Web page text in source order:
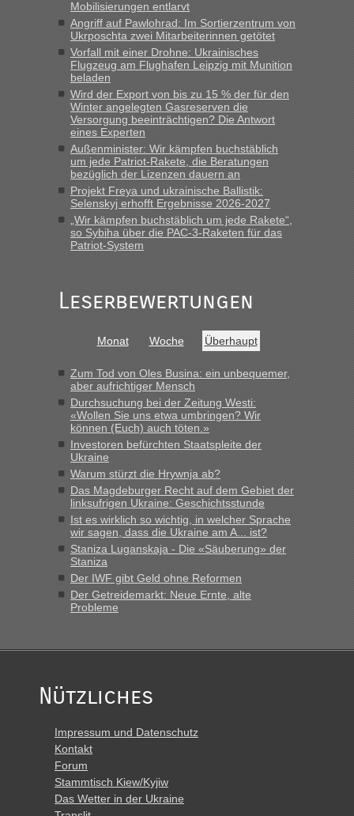
Bernd D-UAinBerichte und Reisetipps • Re: An
welchem Grenzübergang zwischen Polen und
der Ukraine geht es am schnellsten?
„Bin am Montag 15.6.26 um 8 Uhr in Urgyniw ausgereist,
das erste Mal an einem Montagmorgen ca. 15 Fahrzeuge
vor mir, bin sonst der Erste oder Zweite, egal, nach ca 20
Minuten wurde dann die nächste Welle...“
Berichte und Reisetipps • Re: An welchem
Grenzübergang zwischen Polen und der Ukraine
geht es am schnellsten?
„Derzeit, ist es überall sehr voll an den Grenzen Ukraine/
Polen. Zb. Krakovets 100 PKW ca. 10 h Wartezeit. Wollen
Mobilisierungen entlarvt
Angriff auf Pawlohrad: Im Sortierzentrum von
Ukrposchta zwei Mitarbeiterinnen getötet
Vorfall mit einer Drohne: Ukrainisches
Flugzeug am Flughafen Leipzig mit Munition
beladen
Wird der Export von bis zu 15 % der für den
Winter angelegten Gasreserven die
Versorgung beeinträchtigen? Die Antwort
eines Experten
Außenminister: Wir kämpfen buchstäblich
um jede Patriot-Rakete, die Beratungen
bezüglich der Lizenzen dauern an
Projekt Freya und ukrainische Ballistik:
Selenskyj erhofft Ergebnisse 2026-2027
„Wir kämpfen buchstäblich um jede Rakete“,
so Sybiha über die PAC-3-Raketen für das
Patriot-System
Leserbewertungen
Monat Woche Überhaupt
Zum Tod von Oles Busina: ein unbequemer,
aber aufrichtiger Mensch
Durchsuchung bei der Zeitung Westi:
«Wollen Sie uns etwa umbringen? Wir
können (Euch) auch töten.»
Investoren befürchten Staatspleite der
Ukraine
Warum stürzt die Hrywnja ab?
Das Magdeburger Recht auf dem Gebiet der
linksufrigen Ukraine: Geschichtsstunde
Ist es wirklich so wichtig, in welcher Sprache
wir sagen, dass die Ukraine am A... ist?
Staniza Luganskaja - Die «Säuberung» der
Staniza
Der IWF gibt Geld ohne Reformen
Der Getreidemarkt: Neue Ernte, alte
Probleme
Nützliches
Impressum und Datenschutz
Kontakt
Forum
Stammtisch Kiew/Kyjiw
Das Wetter in der Ukraine